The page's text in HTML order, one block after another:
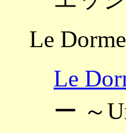
Le
Le
ー ～